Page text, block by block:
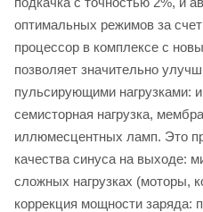
оптимальных режимов за
процессор в комплексе с
позволяет значительно
пульсирующими нагрузками:
семисторная нагрузка,
иллюмесцентных ламп. Это
качества синуса на выходе:
сложных нагрузках (моторы,
коррекция мощности заряда: